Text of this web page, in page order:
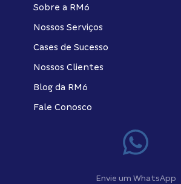
Sobre a RM6
Nossos Serviços
Cases de Sucesso
Nossos Clientes
Blog da RM6
Fale Conosco
Envie um WhatsApp